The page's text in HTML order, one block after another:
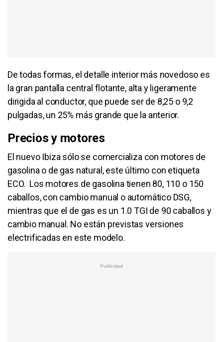
De todas formas, el detalle interior más novedoso es
la gran pantalla central flotante, alta y ligeramente
dirigida al conductor, que puede ser de 8,25 o 9,2
pulgadas, un 25% más grande que la anterior.
Precios y motores
El nuevo Ibiza sólo se comercializa con motores de
gasolina o de gas natural, este último con etiqueta
ECO. Los motores de gasolina tienen 80, 110 o 150
caballos, con cambio manual o automático DSG,
mientras que el de gas es un 1.0 TGI de 90 caballos y
cambio manual. No están previstas versiones
electrificadas en este modelo.